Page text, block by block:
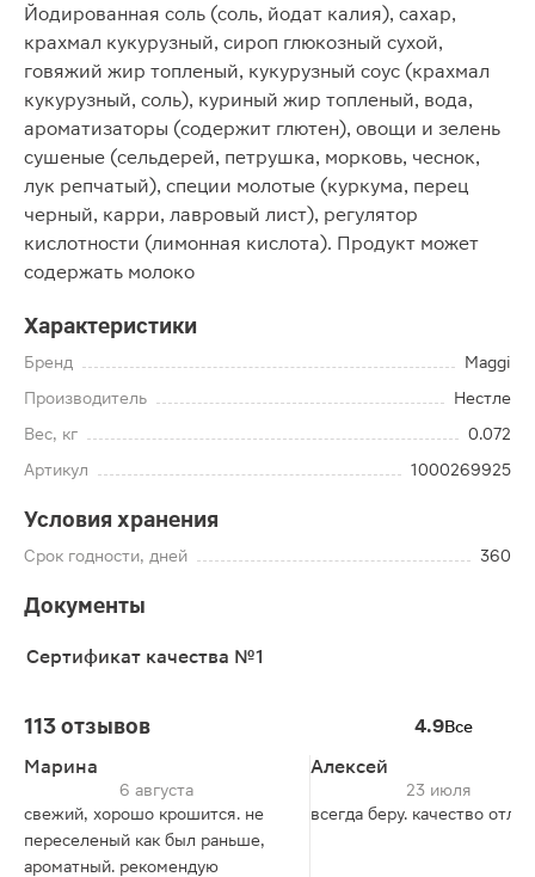
Йодированная соль (соль, йодат калия), сахар,
крахмал кукурузный, сироп глюкозный сухой,
говяжий жир топленый, кукурузный соус (крахмал
кукурузный, соль), куриный жир топленый, вода,
ароматизаторы (содержит глютен), овощи и зелень
сушеные (сельдерей, петрушка, морковь, чеснок,
лук репчатый), специи молотые (куркума, перец
черный, карри, лавровый лист), регулятор
кислотности (лимонная кислота). Продукт может
содержать молоко
Характеристики
Бренд
Maggi
Производитель
Нестле
Вес, кг
0.072
Артикул
1000269925
Условия хранения
Срок годности, дней 360
Документы
Сертификат качества №1
113 отзывов 4.9Все
Марина
6 августа
свежий, хорошо крошится. не
переселеный как был раньше,
ароматный. рекомендую
Алексей
23 июля
всегда беру. качество